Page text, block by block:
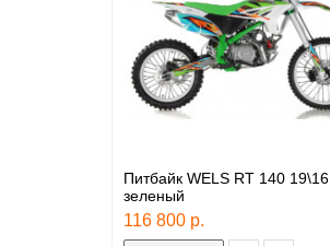
Питбайк WELS RT 140 19\16
зеленый
116 800 р.